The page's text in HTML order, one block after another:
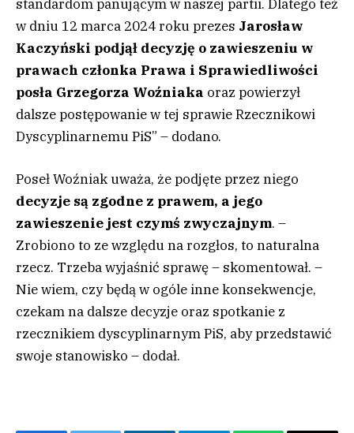
standardom panującym w naszej partii. Dlatego też
w dniu 12 marca 2024 roku prezes Jarosław
Kaczyński podjął decyzję o zawieszeniu w
prawach członka Prawa i Sprawiedliwości
posła Grzegorza Woźniaka oraz powierzył
dalsze postępowanie w tej sprawie Rzecznikowi
Dyscyplinarnemu PiS” – dodano.
Poseł Woźniak uważa, że podjęte przez niego
decyzje są zgodne z prawem, a jego
zawieszenie jest czymś zwyczajnym. –
Zrobiono to ze względu na rozgłos, to naturalna
rzecz. Trzeba wyjaśnić sprawę – skomentował. –
Nie wiem, czy będą w ogóle inne konsekwencje,
czekam na dalsze decyzje oraz spotkanie z
rzecznikiem dyscyplinarnym PiS, aby przedstawić
swoje stanowisko – dodał.